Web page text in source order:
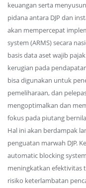
keuangan serta
pidana antara DJP dan
akan mempercepat
system (ARMS) secara
basis data aset wajib
kerugian pada
bisa digunakan untuk
pemeliharaan, dan
mengoptimalkan dan
fokus pada piutang
Hal ini akan berdampak
penguatan marwah DJP.
automatic blocking
meningkatkan efektivitas
risiko keterlambatan